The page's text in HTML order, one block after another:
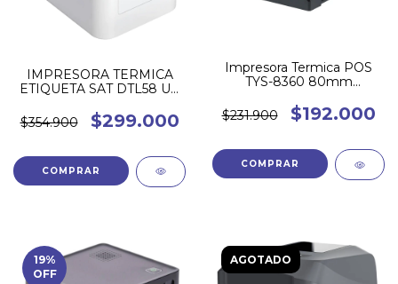
IMPRESORA TERMICA
ETIQUETA SAT DTL58 UE
$354.900
$299.000
COMPRAR
Impresora Termica POS
TYS-8360 80mm
$231.900
$192.000
19%
OFF
AGOTADO